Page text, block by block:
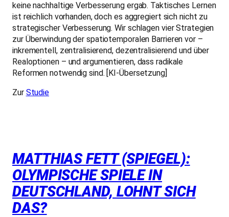
keine nachhaltige Verbesserung ergab. Taktisches Lernen
ist reichlich vorhanden, doch es aggregiert sich nicht zu
strategischer Verbesserung. Wir schlagen vier Strategien
zur Überwindung der spatiotemporalen Barrieren vor –
inkrementell, zentralisierend, dezentralisierend und über
Realoptionen – und argumentieren, dass radikale
Reformen notwendig sind. [KI-Übersetzung]
Zur Studie
MATTHIAS FETT (SPIEGEL):
OLYMPISCHE SPIELE IN
DEUTSCHLAND, LOHNT SICH
DAS?